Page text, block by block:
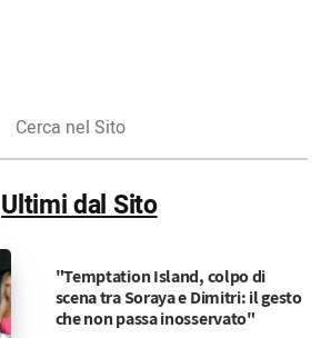
Ultimi dal Sito
"Temptation Island, colpo di
scena tra Soraya e Dimitri: il gesto
che non passa inosservato"